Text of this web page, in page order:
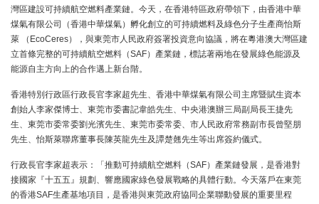
灣區建設可持續航空燃料產業鏈。今天，在香港特區政府帶領下，由香港中華
煤氣有限公司（香港中華煤氣）孵化創立的可持續燃料及綠色分子生產商怡斯
萊 （EcoCeres），與東莞市人民政府簽署投資意向協議，將在粵港澳大灣區建
立首條完整的可持續航空燃料（SAF）產業鏈，標誌著兩地在發展綠色能源及
能源自主方向上的合作邁上新台階。
香港特別行政區行政長官李家超先生、香港中華煤氣有限公司主席暨賦生資本
創始人李家傑博士、東莞市委書記韋皓先生、中央港澳辦三局副局長王捷先
生、東莞市委常委劉光濱先生、東莞市委常委、市人民政府常務副市長曾堅朋
先生、怡斯萊聯席董事長陳英龍先生及譚楚翹先生等出席簽約儀式。
行政長官李家超表示：「推動可持續航空燃料（SAF）產業鏈發展，是香港對
接國家『十五五』規劃、響應國家綠色發展戰略的具體行動。今天落戶在東莞
的香港SAF生產基地項目，是香港與東莞政府協同企業聯動發展的重要里程